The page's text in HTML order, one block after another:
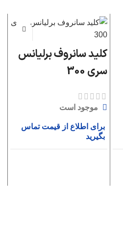
کلید سانروف برلیانس
سری 300
موجود است
برای اطلاع از قیمت تماس
بگیرید